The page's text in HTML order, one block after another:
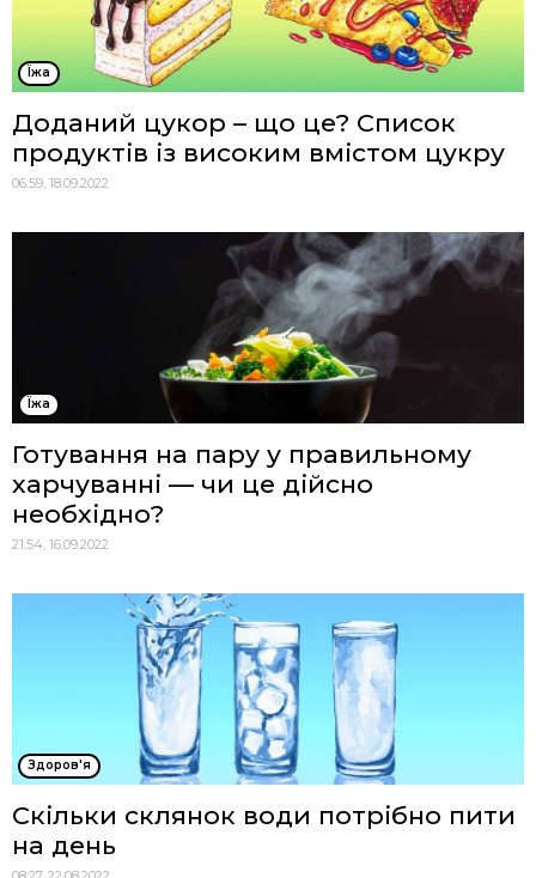
Їжа
Доданий цукор – що це? Список
продуктів із високим вмістом цукру
06:59, 18.09.2022
Їжа
Готування на пару у правильному
харчуванні — чи це дійсно
необхідно?
21:54, 16.09.2022
Здоров'я
Скільки склянок води потрібно пити
на день